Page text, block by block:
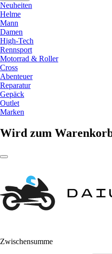
Neuheiten
Helme
Mann
Damen
High-Tech
Rennsport
Motorrad & Roller
Cross
Abenteuer
Reparatur
Gepäck
Outlet
Marken
Wird zum
Zwischensumme